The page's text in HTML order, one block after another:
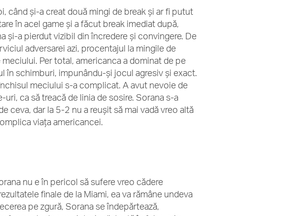
când și-a creat două mingi de break și ar fi putut
în acel game și a făcut break imediat după,
și-a pierdut vizibil din încredere și convingere. De
adversarei azi, procentajul la mingile de
Per total, americanca a dominat de pe
în schimburi, impunându-și jocul agresiv și exact.
meciului s-a complicat. A avut nevoie de
ca să treacă de linia de sosire. Sorana s-a
ceva, dar la 5-2 nu a reușit să mai vadă vreo altă
viața americancei.
nu e în pericol să sufere vreo cădere
finale de la Miami, ea va rămâne undeva
pe zgură, Sorana se îndepărtează,